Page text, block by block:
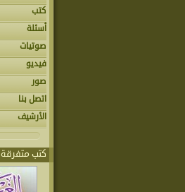
كتب
أسئلة
صوتيات
فيديو
صور
اتصل بنا
الأرشيف
كتب متفرقة